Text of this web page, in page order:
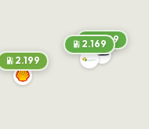
2.169
2.199
2.169